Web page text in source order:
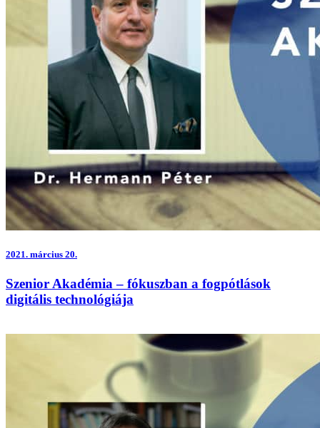
2021. március 20.
Szenior Akadémia – fókuszban a fogpótlások
digitális technológiája